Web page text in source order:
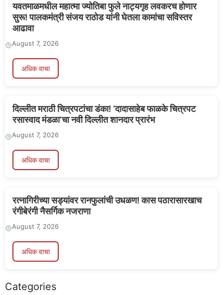
यवतमाळमधील महात्मा ज्योतिबा फुले नाट्यगृह लवकरच होणार
सुरू! पालकमंत्री संजय राठोड यांनी घेतला कामांचा सविस्तर
आढावा
August 7, 2026
अधिक वाचा
दिल्लीत मराठी चित्रपटांचा डंका! ‘दादासाहेब फाळके चित्रपट
रसास्वाद मंडळा’चा नवी दिल्लीत शानदार प्रारंभ
August 7, 2026
अधिक वाचा
रत्नागिरीच्या सड्यांवर रानफुलांची उधळण! कास पठारासारखाच
रंगीबेरंगी नैसर्गिक नजराणा
August 7, 2026
अधिक वाचा
Categories